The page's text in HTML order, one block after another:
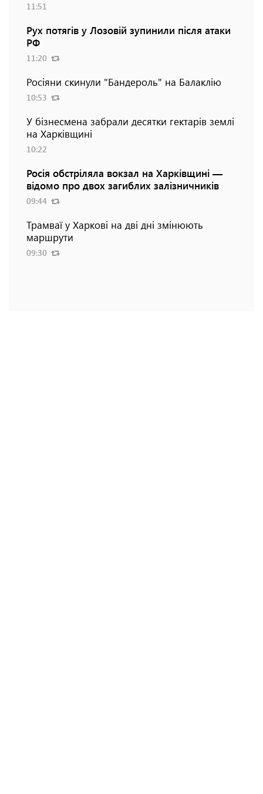
11:51
Рух потягів у Лозовій зупинили після атаки
РФ
11:20
Росіяни скинули "Бандероль" на Балаклію
10:53
У бізнесмена забрали десятки гектарів землі
на Харківщині
10:22
Росія обстріляла вокзал на Харківщині —
відомо про двох загиблих залізничників
09:44
Трамваї у Харкові на дві дні змінюють
маршрути
09:30